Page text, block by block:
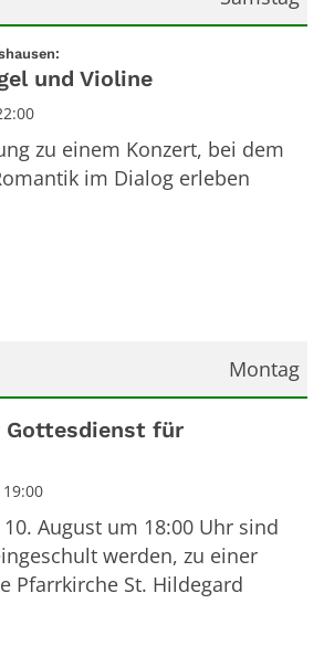
2026
und Violine
zu einem Konzert, bei dem
im Dialog erleben
Montag
2026
Gottesdienst für
August um 18:00 Uhr sind
werden, zu einer
Pfarrkirche St. Hildegard